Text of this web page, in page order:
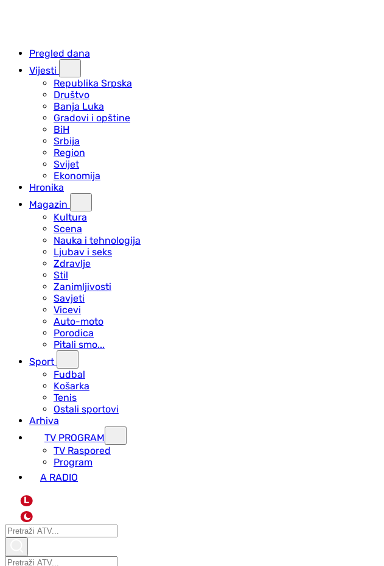
Pregled dana
Vijesti
Republika Srpska
Društvo
Banja Luka
Gradovi i opštine
BiH
Srbija
Region
Svijet
Ekonomija
Hronika
Magazin
Kultura
Scena
Nauka i tehnologija
Ljubav i seks
Zdravlje
Stil
Zanimljivosti
Savjeti
Vicevi
Auto-moto
Porodica
Pitali smo...
Sport
Fudbal
Košarka
Tenis
Ostali sportovi
Arhiva
TV PROGRAM
ТV Raspored
Program
A RADIO
L